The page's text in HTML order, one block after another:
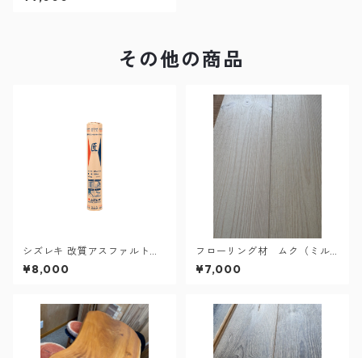
その他の商品
シズレキ 改質アスファルトル
ーフィング 匠
¥8,000
フローリング材 ムク（ミル
キー）
¥7,000